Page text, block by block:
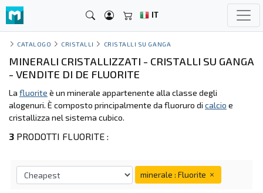
IT
CATALOGO CRISTALLI CRISTALLI SU GANGA
MINERALI CRISTALLIZZATI - CRISTALLI SU GANGA
- VENDITE DI DE FLUORITE
La fluorite è un minerale appartenente alla classe degli
alogenuri. È composto principalmente da fluoruro di calcio e
cristallizza nel sistema cubico.
3 PRODOTTI FLUORITE :
minerale : Fluorite